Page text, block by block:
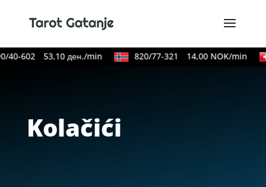
40-602 53,10 ден./min 820/77-321 14,00 NOK/min
Kolačići